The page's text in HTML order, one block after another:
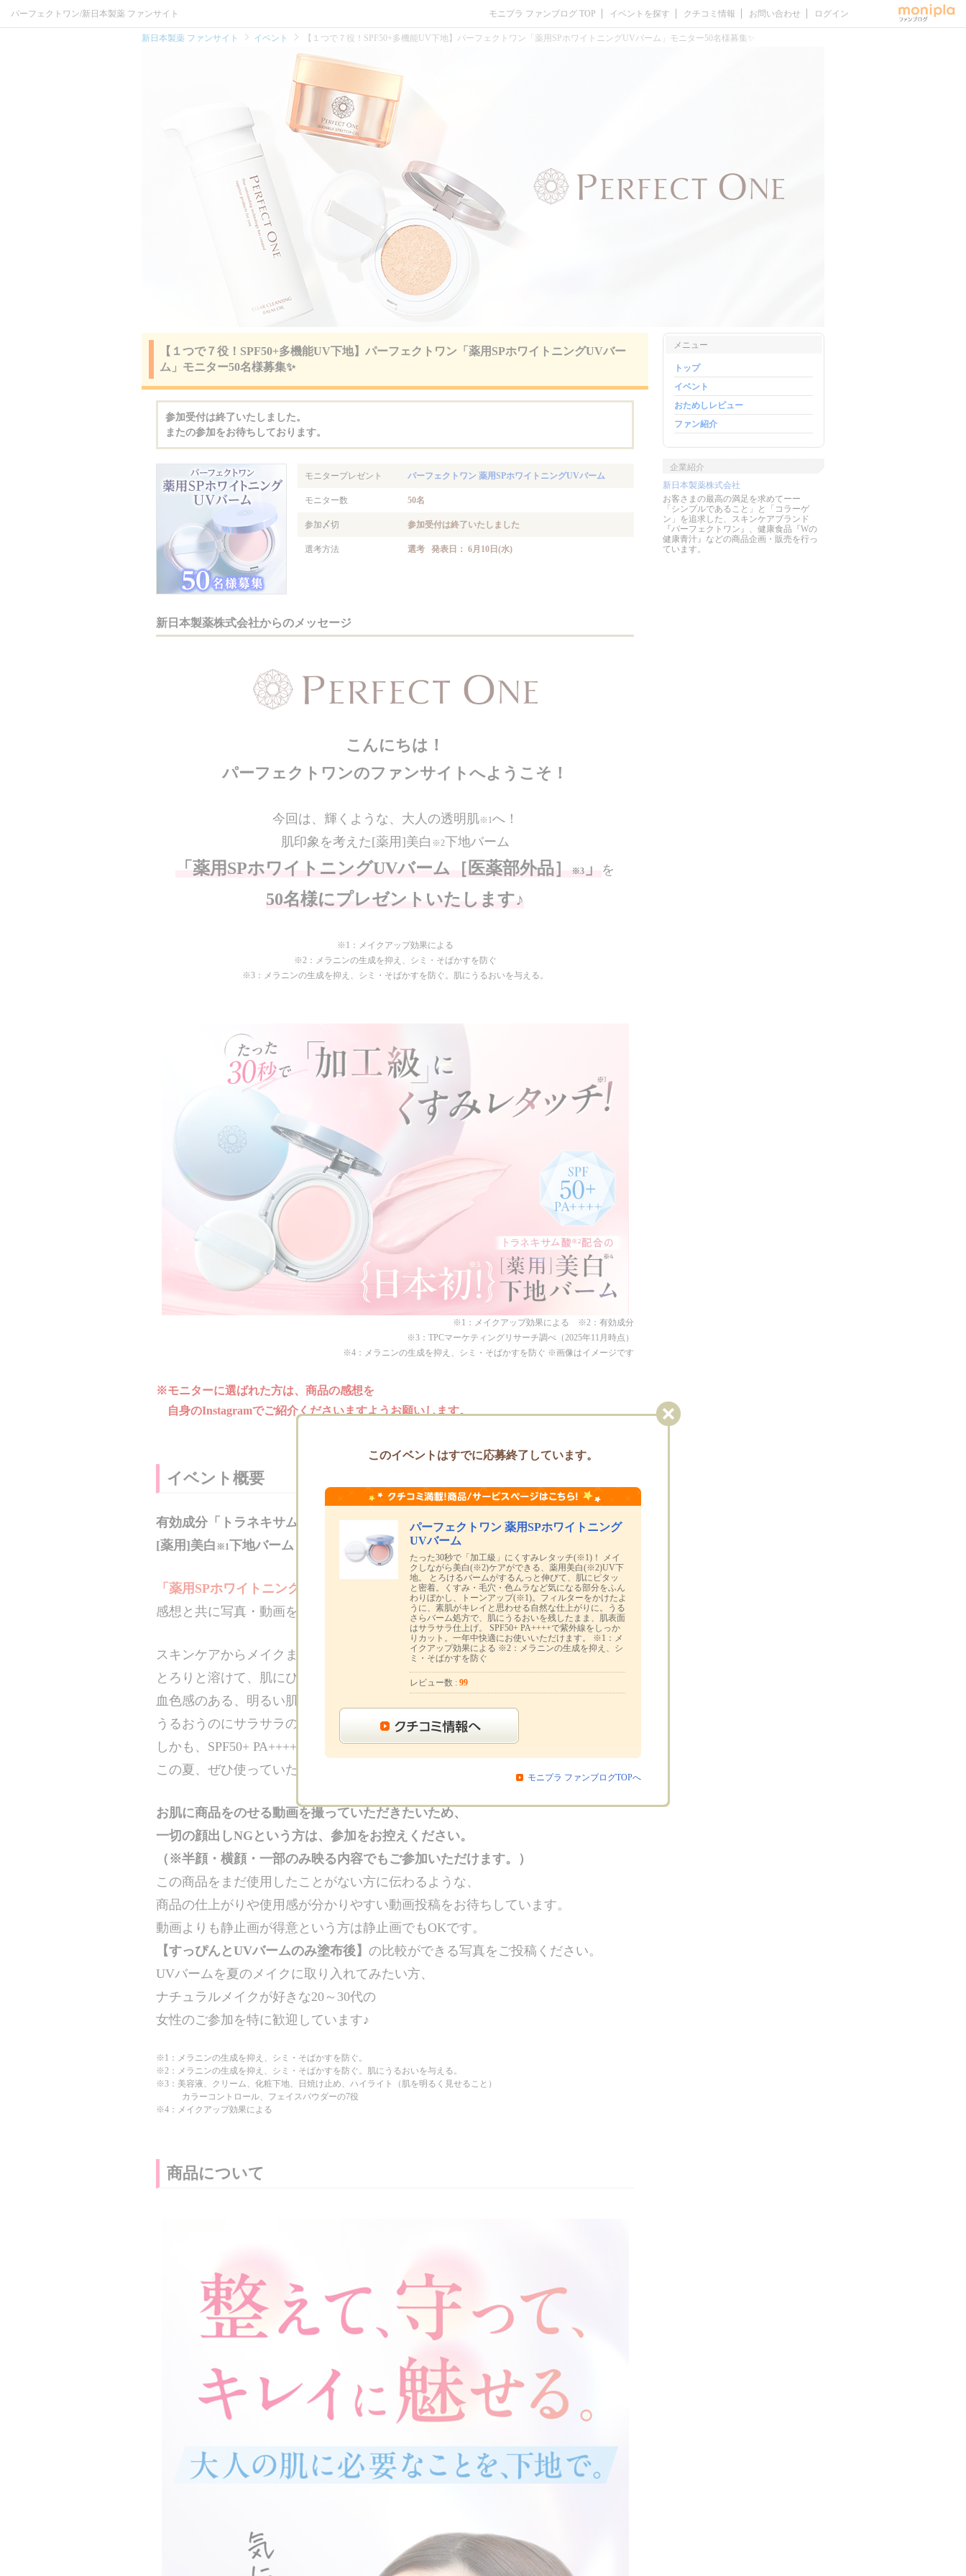
パーフェクトワン/新日本製薬 ファンサイト モニプラ ファンブログ TOP イベントを探す クチコミ情報 お問い合わせ ログイン
新日本製薬 ファンサイト イベント 【１つで７役！SPF50+多機能UV下地】パーフェクトワン「薬用SPホワイトニングUVバーム」モニター50名様募集✨
【１つで７役！SPF50+多機能UV下地】パーフェクトワン「薬用SPホワイトニングUVバー
ム」モニター50名様募集✨
参加受付は終了いたしました。
またの参加をお待ちしております。
モニタープレゼント パーフェクトワン 薬用SPホワイトニングUVバーム
モニター数 50名
参加〆切 参加受付は終了いたしました
選考方法 選考 発表日： 6月10日(水)
新日本製薬株式会社からのメッセージ
こんにちは！
パーフェクトワンのファンサイトへようこそ！
今回は、輝くような、大人の透明肌※1へ！
肌印象を考えた[薬用]美白 ※2下地バーム
「薬用SPホワイトニングUVバーム［医薬部外品］ ※3 」 を
50名様にプレゼントいたします♪
※1：メイクアップ効果による
※2：メラニンの生成を抑え、シミ・そばかすを防ぐ
※3：メラニンの生成を抑え、シミ・そばかすを防ぐ。肌にうるおいを与える。
※1：メイクアップ効果による ※2：有効成分
※3：TPCマーケティングリサーチ調べ（2025年11月時点）
※4：メラニンの生成を抑え、シミ・そばかすを防ぐ ※画像はイメージです
※モニターに選ばれた方は、商品の感想を
自身のInstagramでご紹介くださいますようお願いします。
イベント概要
有効成分「トラネキサム酸」配合の
[薬用]美白 ※1下地バーム
「薬用SPホワイトニングUVバーム［医薬部外品］※2」をお試しいただき、
感想と共に写真・動画を投稿していただける方を50名様募集いたします！
スキンケアからメイクまで、1つで7役
のバームが
とろりと溶けて、肌にぴたっと密着。
血色感のある、明るい肌印象
うるおうのにサラサラの仕上がり。
しかも、SPF50+ PA++++で、しっかり紫外線カット！
この夏、ぜひ使っていただきたいアイテムです。
お肌に商品をのせる動画を撮っていただきたいため、
一切の顔出しNGという方は、参加をお控えください。
（※半顔・横顔・一部のみ映る内容でもご参加いただけます。）
この商品をまだ使用したことがない方に伝わるような、
商品の仕上がりや使用感が分かりやすい動画投稿をお待ちしています。
動画よりも静止画が得意という方は静止画でもOKです。
【すっぴんとUVバームのみ塗布後】 の比較ができる写真をご投稿ください。
UVバームを夏のメイクに取り入れてみたい方、
ナチュラルメイクが好きな20～30代の
女性のご参加を特に歓迎しています♪
※1：メラニンの生成を抑え、シミ・そばかすを防ぐ。
※2：メラニンの生成を抑え、シミ・そばかすを防ぐ。肌にうるおいを与える。
※3：美容液、クリーム、化粧下地、日焼け止め、ハイライト（肌を明るく見せること）
カラーコントロール、フェイスパウダーの7役
※4：メイクアップ効果による
商品について
メニュー
トップ
イベント
おためしレビュー
ファン紹介
企業紹介
新日本製薬株式会社
お客さまの最高の満足を求めてーー
「シンプルであること」と「コラーゲ
ン」を追求した、スキンケアブランド
『パーフェクトワン』、健康食品『Wの
健康青汁』などの商品企画・販売を行っ
ています。
このイベントはすでに応募終了しています。
パーフェクトワン 薬用SPホワイトニング
UVバーム
たった30秒で「加工級」にくすみレタッチ(※1)！ メイ
クしながら美白(※2)ケアができる、薬用美白(※2)UV下
地。 とろけるバームがするんっと伸びて、肌にピタッ
と密着。くすみ・毛穴・色ムラなど気になる部分をふん
わりぼかし、トーンアップ(※1)。フィルターをかけたよ
うに、素肌がキレイと思わせる自然な仕上がりに。うる
さらバーム処方で、肌にうるおいを残したまま、肌表面
はサラサラ仕上げ。 SPF50+ PA++++で紫外線をしっか
りカット。一年中快適にお使いいただけます。 ※1：メ
イクアップ効果による ※2：メラニンの生成を抑え、シ
ミ・そばかすを防ぐ
レビュー数 : 99
モニプラ ファンブログTOPへ